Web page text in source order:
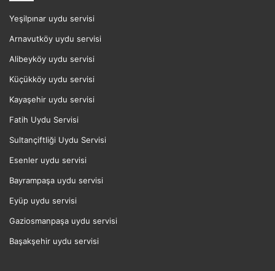
Yeşilpınar uydu servisi
Arnavutköy uydu servisi
Alibeyköy uydu servisi
Küçükköy uydu servisi
Kayaşehir uydu servisi
Fatih Uydu Servisi
Sultançiftliği Uydu Servisi
Esenler uydu servisi
Bayrampaşa uydu servisi
Eyüp uydu servisi
Gaziosmanpaşa uydu servisi
Başakşehir uydu servisi